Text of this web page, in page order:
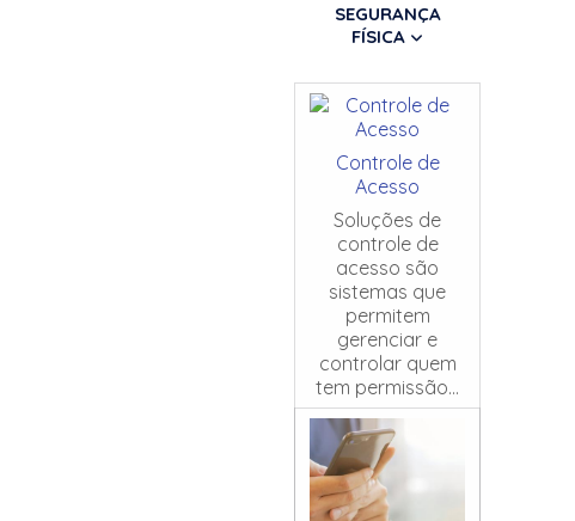
SEGURANÇA
FÍSICA
Controle de
Acesso
Soluções de
controle de
acesso são
sistemas que
permitem
gerenciar e
controlar quem
tem permissão...